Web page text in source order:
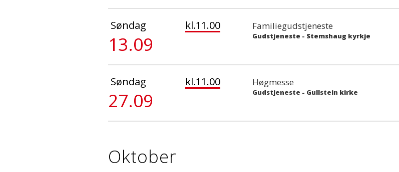
Søndag
13.09
kl.11.00 Familiegudstjeneste
Gudstjeneste - Stemshaug kyrkje
Søndag
27.09
kl.11.00 Høgmesse
Gudstjeneste - Gullstein kirke
Oktober